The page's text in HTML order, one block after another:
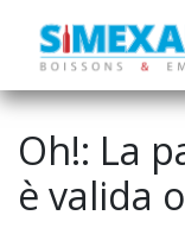
Oh!: La
è valida